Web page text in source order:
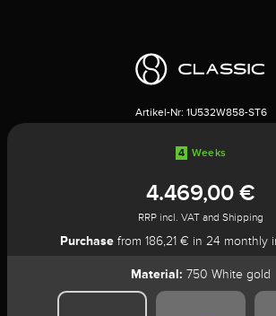
Artikel-Nr: 1U532W858-ST6
4 Weeks
4.469,00 €
RRP incl. VAT and Shipping
Purchasefrom 186,21 € in 24 monthly
Material: 750 White gold